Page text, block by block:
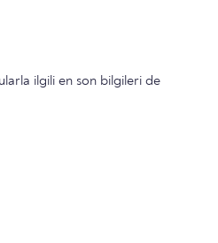
ilgili en son bilgileri de